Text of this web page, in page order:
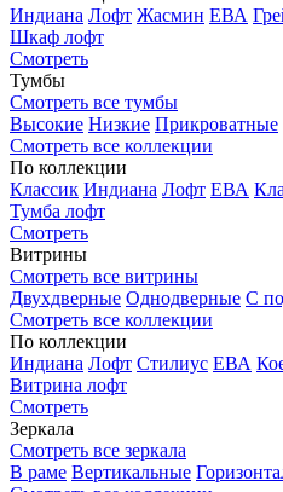
Индиана Лофт Жасмин ЕВА
Шкаф лофт
Смотреть
Тумбы
Смотреть все тумбы
Высокие Низкие Прикроватные
Смотреть все коллекции
По коллекции
Классик Индиана Лофт ЕВА
Тумба лофт
Смотреть
Витрины
Смотреть все витрины
Двухдверные Однодверные С
Смотреть все коллекции
По коллекции
Индиана Лофт Стилиус ЕВА
Витрина лофт
Смотреть
Зеркала
Смотреть все зеркала
В раме Вертикальные